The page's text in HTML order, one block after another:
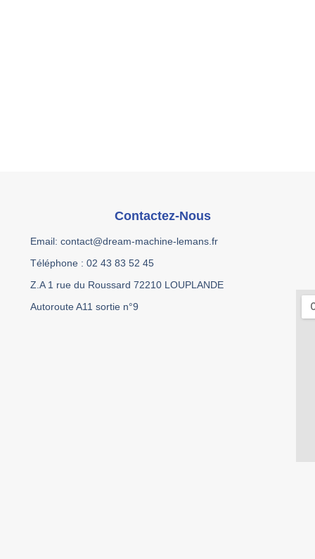
Contactez-Nous
Email: contact@dream-machine-lemans.fr
Téléphone : 02 43 83 52 45
Z.A 1 rue du Roussard 72210 LOUPLANDE
Autoroute A11 sortie n°9